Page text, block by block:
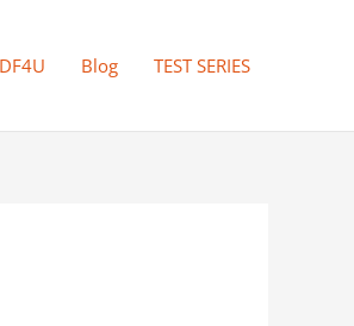
Blog TEST SERIES